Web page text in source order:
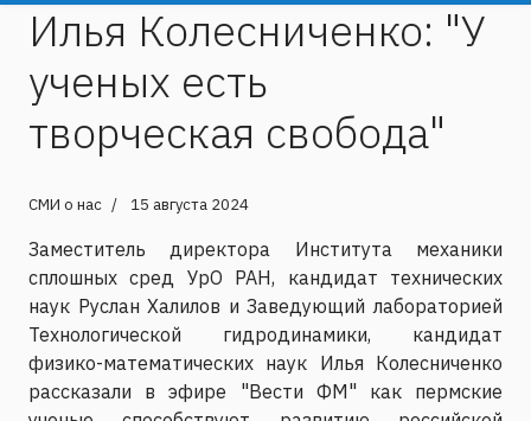
Илья Колесниченко: "У
ученых есть
творческая свобода"
СМИ о нас 15 августа 2024
Заместитель директора Института механики
сплошных сред УрО РАН, кандидат технических
наук Руслан Халилов и Заведующий лабораторией
Технологической гидродинамики, кандидат
физико-математических наук Илья Колесниченко
рассказали в эфире "Вести ФМ" как пермские